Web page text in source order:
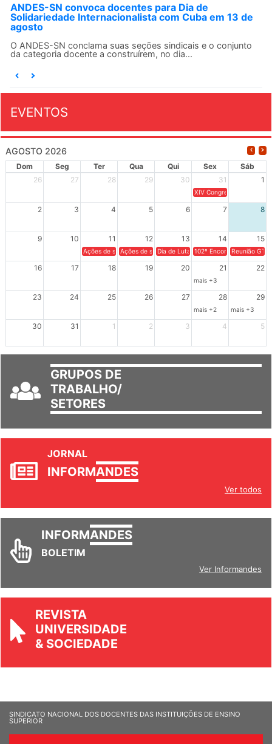
ANDES-SN convoca docentes para Dia de
Solidariedade Internacionalista com Cuba em 13 de
agosto
O ANDES-SN conclama suas seções sindicais e o conjunto
da categoria docente a construírem, no dia...
EVENTOS
AGOSTO 2026
Dom Seg Ter Qua Qui Sex
Sáb
26
27 28 29 30 31 1
XIV Congresso Brasileiro
2 3 4 5 6 7 8
9 10 11 12 13 14 15
Ações de solidariedade a Cuba no Rio Grande do Sul - 100
Ações de solidariedade a Cuba no Rio Grande do
Dia de Luta em Defesa de Cuba e da
102º Encontro da
Reunião
16 17 18 19 20 21 22
mais +3
23 24 25 26 27 28 29
mais +2 mais +3
30 31 1 2 3 4 5
GRUPOS DE
TRABALHO/
SETORES
JORNAL
INFORMANDES
Ver todos
INFORMANDES
BOLETIM
Ver Informandes
REVISTA
UNIVERSIDADE
& SOCIEDADE
SINDICATO NACIONAL DOS DOCENTES DAS INSTITUIÇÕES DE ENSINO
SUPERIOR